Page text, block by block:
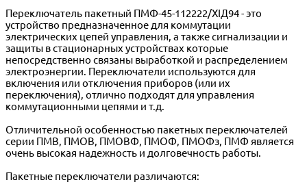
Переключатель пакетный ПМФ-45-112222/XIД94 - это
устройство предназначенное для коммутации
электрических цепей управления, а также сигнализации и
защиты в стационарных устройствах которые
непосредственно связаны выработкой и распределением
электроэнергии. Переключатели используются для
включения или отключения приборов (или их
переключения), отлично подходят для управления
коммутационными цепями и т.д.
Отличительной особенностью пакетных переключателей
серии ПМВ, ПМОВ, ПМОВФ, ПМОФ, ПМОФз, ПМФ является
очень высокая надежность и долговечность работы.
Пакетные переключатели различаются: